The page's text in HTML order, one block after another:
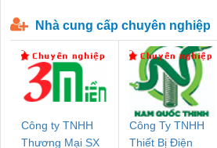
Nhà cung cấp chuyên nghiệp
Công ty TNHH
Thương Mại SX
Công Ty TNHH
Thiết Bị Điện